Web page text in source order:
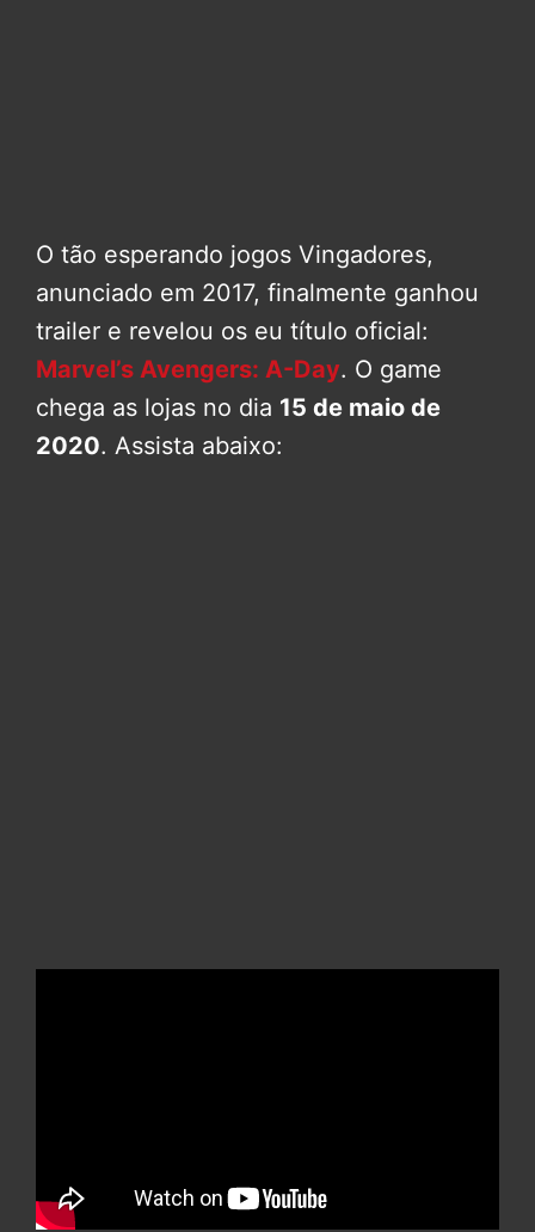
O tão esperando jogos Vingadores,
anunciado em 2017, finalmente ganhou
trailer e revelou os eu título oficial:
Marvel’s Avengers: A-Day. O game
chega as lojas no dia 15 de maio de
2020. Assista abaixo: